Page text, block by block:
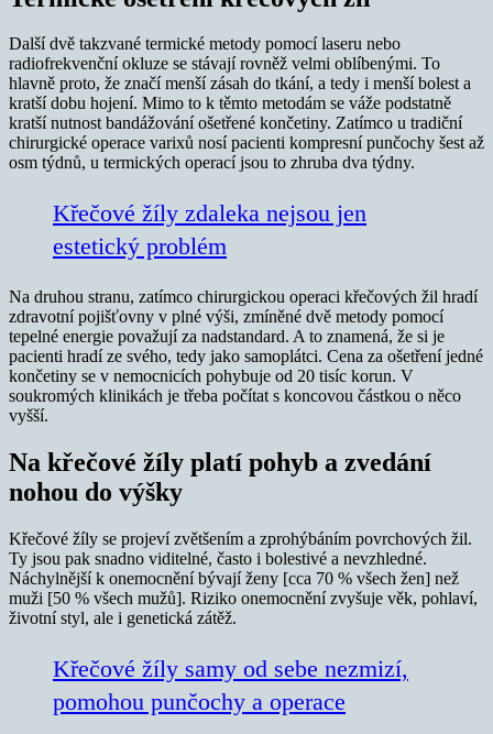
Další dvě takzvané termické metody pomocí laseru nebo
radiofrekvenční okluze se stávají rovněž velmi oblíbenými. To
hlavně proto, že značí menší zásah do tkání, a tedy i menší bolest a
kratší dobu hojení. Mimo to k těmto metodám se váže podstatně
kratší nutnost bandážování ošetřené končetiny. Zatímco u tradiční
chirurgické operace varixů nosí pacienti kompresní punčochy šest až
osm týdnů, u termických operací jsou to zhruba dva týdny.
Křečové žíly zdaleka nejsou jen
estetický problém
Na druhou stranu, zatímco chirurgickou operaci křečových žil hradí
zdravotní pojišťovny v plné výši, zmíněné dvě metody pomocí
tepelné energie považují za nadstandard. A to znamená, že si je
pacienti hradí ze svého, tedy jako samoplátci. Cena za ošetření jedné
končetiny se v nemocnicích pohybuje od 20 tisíc korun. V
soukromých klinikách je třeba počítat s koncovou částkou o něco
vyšší.
Na křečové žíly platí pohyb a zvedání
nohou do výšky
Křečové žíly se projeví zvětšením a zprohýbáním povrchových žil.
Ty jsou pak snadno viditelné, často i bolestivé a nevzhledné.
Náchylnější k onemocnění bývají ženy [cca 70 % všech žen] než
muži [50 % všech mužů]. Riziko onemocnění zvyšuje věk, pohlaví,
životní styl, ale i genetická zátěž.
Křečové žíly samy od sebe nezmizí,
pomohou punčochy a operace